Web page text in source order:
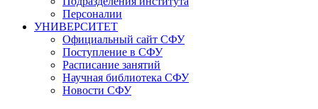
Персоналии
УНИВЕРСИТЕТ
Официальный сайт СФУ
Поступление в СФУ
Расписание занятий
Научная библиотека СФУ
Новости СФУ